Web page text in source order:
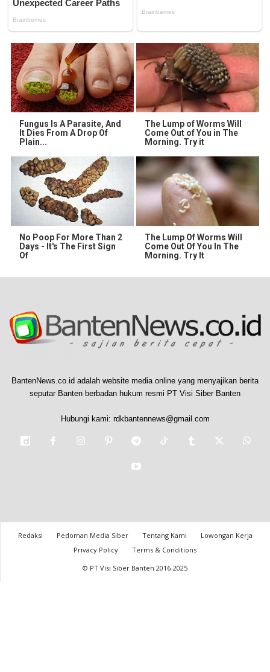
Fungus Is A Parasite, And
It Dies From A Drop Of
Plain...
The Lump of Worms Will
Come Out of You in The
Morning. Try it
No Poop For More Than 2
Days - It's The First Sign
Of
The Lump Of Worms Will
Come Out Of You In The
Morning. Try It
BantenNews.co.id adalah website media online yang menyajikan berita
seputar Banten berbadan hukum resmi PT Visi Siber Banten
Hubungi kami: rdkbantennews@gmail.com
Redaksi Pedoman Media Siber Tentang Kami
Lowongan Kerja
Privacy Policy
Terms & Conditions
© PT Visi Siber Banten 2016-2025